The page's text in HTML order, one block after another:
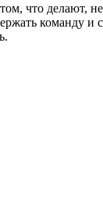
что делают,
команду